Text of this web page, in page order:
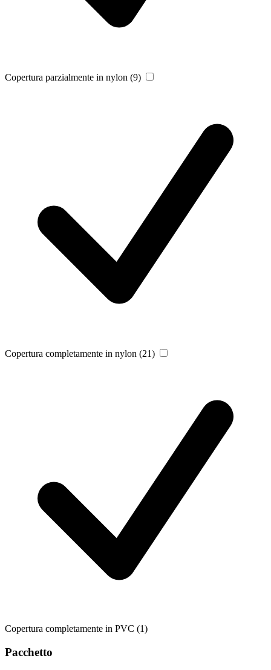
Copertura parzialmente in nylon (9)
Copertura completamente in nylon (21)
Copertura completamente in PVC (1)
Pacchetto